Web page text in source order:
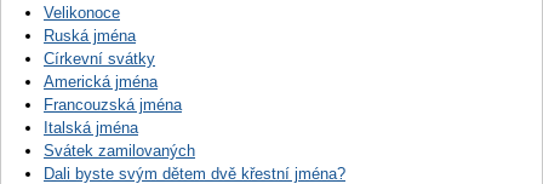
Velikonoce
Ruská jména
Církevní svátky
Americká jména
Francouzská jména
Italská jména
Svátek zamilovaných
Dali byste svým dětem dvě křestní jména?